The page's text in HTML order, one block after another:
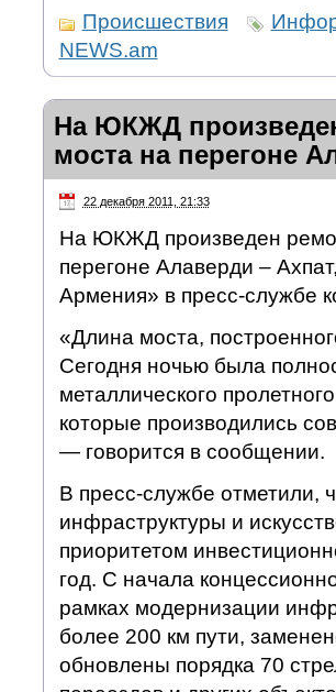
Происшествия
NEWS.am
На ЮКЖД
моста на перегоне
22 декабря 2011, 21:33
На ЮКЖД произведен
перегоне Алаверди –
Армения» в пресс-службе
«Длина моста,
Сегодня ночью была
металлического
которые производились
— говорится в сообщении.
В пресс-службе отметили,
инфраструктуры и
приоритетом
год. С начала
рамках модернизации
более 200 км пути,
обновлены порядка 70